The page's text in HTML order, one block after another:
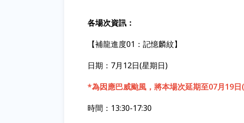
各場次資訊：
【補龍進度01：記憶麟紋】
日期：7月12日(星期日)
*為因應巴威颱風，將本場次延期至07月19日(
時間：13:30-17:30